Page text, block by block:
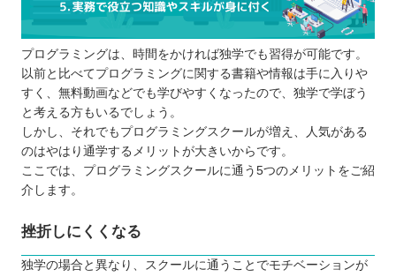
プログラミングは、時間をかければ独学でも習得が可能です。
以前と比べてプログラミングに関する書籍や情報は手に入りや
すく、無料動画などでも学びやすくなったので、独学で学ぼう
と考える方もいるでしょう。
しかし、それでもプログラミングスクールが増え、人気がある
のはやはり通学するメリットが大きいからです。
ここでは、プログラミングスクールに通う5つのメリットをご紹
介します。
挫折しにくくなる
独学の場合と異なり、スクールに通うことでモチベーションが